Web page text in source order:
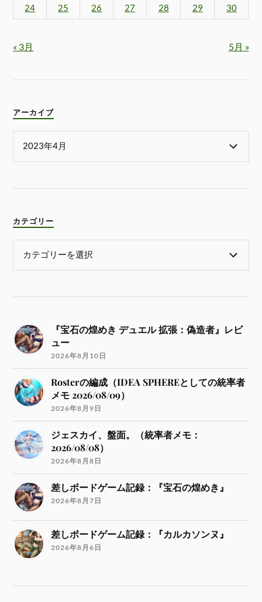
24 25 26 27 28 29 30
« 3月 5月 »
アーカイブ
カテゴリー
『宝石の煌めき デュエル 拡張：偽造者』レビ
ュー
2026年8月10日
Rosterの編成（IDEA SPHEREとしての統率者
メモ 2026/08/09）
2026年8月9日
ジェスカイ、盤面。（統率者メモ：
2026/08/08）
2026年8月8日
差しボードゲーム記録：『宝石の煌めき』
2026年8月7日
差しボードゲーム記録：『カルカソンヌ』
2026年8月6日